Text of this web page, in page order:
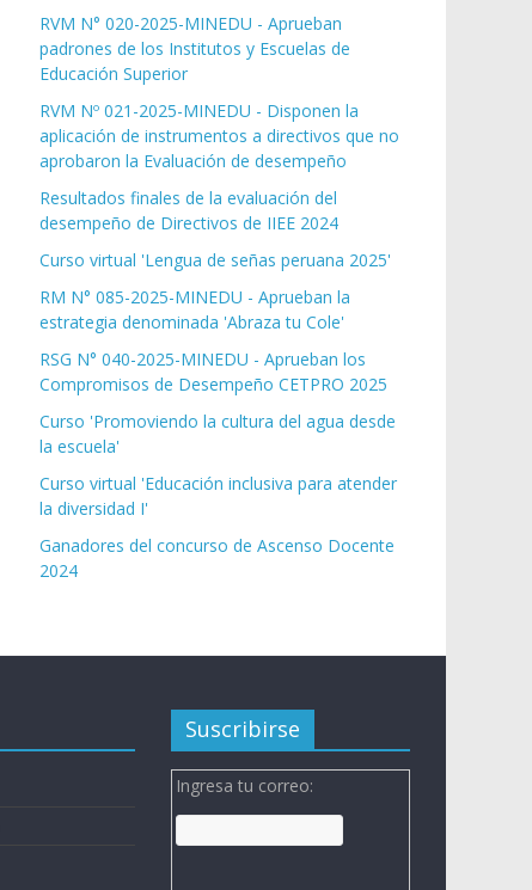
RVM N° 020-2025-MINEDU - Aprueban
padrones de los Institutos y Escuelas de
Educación Superior
RVM Nº 021-2025-MINEDU - Disponen la
aplicación de instrumentos a directivos que no
aprobaron la Evaluación de desempeño
Resultados finales de la evaluación del
desempeño de Directivos de IIEE 2024
Curso virtual 'Lengua de señas peruana 2025'
RM N° 085-2025-MINEDU - Aprueban la
estrategia denominada 'Abraza tu Cole'
RSG N° 040-2025-MINEDU - Aprueban los
Compromisos de Desempeño CETPRO 2025
Curso 'Promoviendo la cultura del agua desde
la escuela'
Curso virtual 'Educación inclusiva para atender
la diversidad I'
Ganadores del concurso de Ascenso Docente
2024
Suscribirse
Ingresa tu correo: